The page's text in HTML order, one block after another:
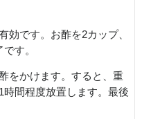
効です。お酢を2カップ、
す。
をかけます。すると、重
間程度放置します。最後